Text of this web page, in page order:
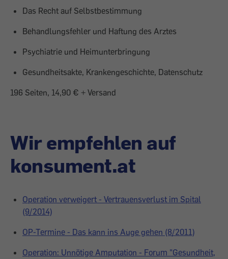
Das Recht auf Selbstbestimmung
Behandlungsfehler und Haftung des Arztes
Psychiatrie und Heimunterbringung
Gesundheitsakte, Krankengeschichte, Datenschutz
196 Seiten, 14,90 € + Versand
Wir empfehlen auf
konsument.at
Operation verweigert - Vertrauensverlust im Spital
(9/2014)
OP-Termine - Das kann ins Auge gehen (8/2011)
Operation: Unnötige Amputation - Forum "Gesundheit,